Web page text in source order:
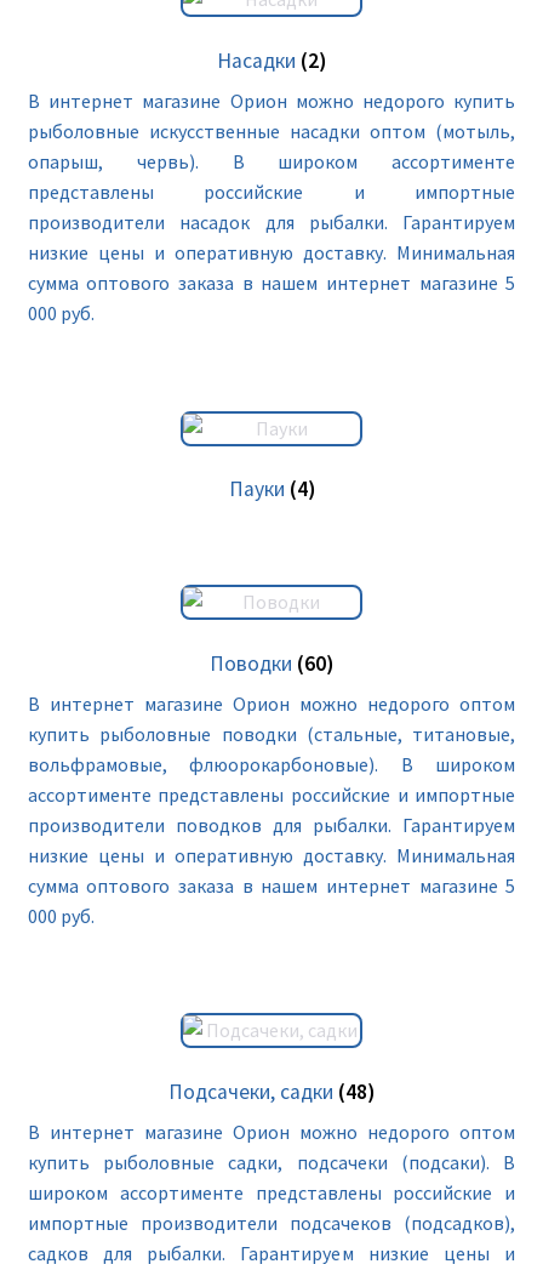
Насадки (2)
В интернет магазине Орион можно недорого купить
рыболовные искусственные насадки оптом (мотыль,
опарыш, червь). В широком ассортименте
представлены российские и импортные
производители насадок для рыбалки. Гарантируем
низкие цены и оперативную доставку. Минимальная
сумма оптового заказа в нашем интернет магазине 5
000 руб.
Пауки (4)
Поводки (60)
В интернет магазине Орион можно недорого оптом
купить рыболовные поводки (стальные, титановые,
вольфрамовые, флюорокарбоновые). В широком
ассортименте представлены российские и импортные
производители поводков для рыбалки. Гарантируем
низкие цены и оперативную доставку. Минимальная
сумма оптового заказа в нашем интернет магазине 5
000 руб.
Подсачеки, садки (48)
В интернет магазине Орион можно недорого оптом
купить рыболовные садки, подсачеки (подсаки). В
широком ассортименте представлены российские и
импортные производители подсачеков (подсадков),
садков для рыбалки. Гарантируем низкие цены и